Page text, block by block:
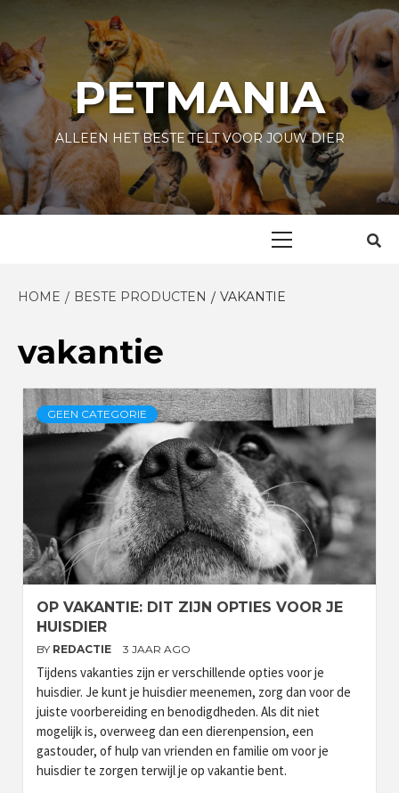
content
PETMANIA
ALLEEN HET BESTE TELT VOOR JOUW DIER
HOME BESTE PRODUCTEN VAKANTIE
vakantie
GEEN CATEGORIE
OP VAKANTIE: DIT ZIJN OPTIES VOOR JE
HUISDIER
BY REDACTIE 3 JAAR AGO
Tijdens vakanties zijn er verschillende opties voor je
huisdier. Je kunt je huisdier meenemen, zorg dan voor de
juiste voorbereiding en benodigdheden. Als dit niet
mogelijk is, overweeg dan een dierenpension, een
gastouder, of hulp van vrienden en familie om voor je
huisdier te zorgen terwijl je op vakantie bent.